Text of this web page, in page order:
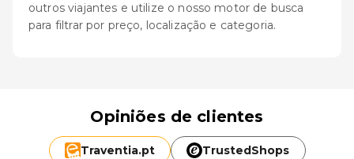
outros viajantes e utilize o nosso motor de busca
para filtrar por preço, localização e categoria.
Opiniões de clientes
Traventia.pt TrustedShops